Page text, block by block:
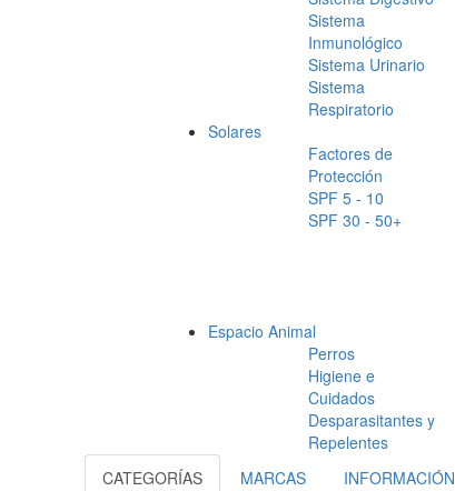
Sistema
Inmunológico
Sistema Urinario
Sistema
Respiratorio
Solares
Factores de
Protección
SPF 5 - 10
SPF 30 - 50+
Espacio Animal
Perros
Higiene e
Cuidados
Desparasitantes y
Repelentes
CATEGORÍAS
MARCAS
INFORMACIÓN